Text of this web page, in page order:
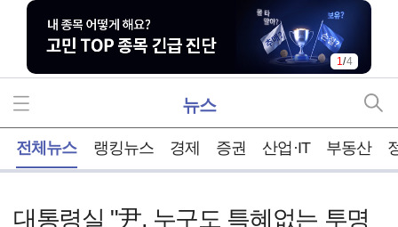
1/4
뉴스
전체뉴스 랭킹뉴스 경제 증권 산업·IT 부동산
대통령실 "尹, 누구도 특혜없는 투명